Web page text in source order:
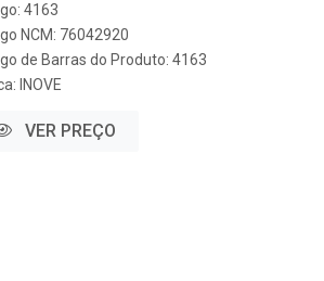
4163
NCM: 76042920
de Barras do Produto: 4163
INOVE
VER PREÇO